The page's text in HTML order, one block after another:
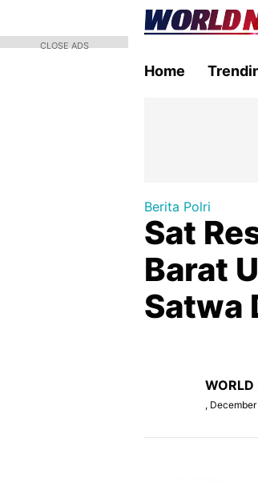
Home
Berita Polri
Sat
Barat
Satwa
WORLD
,
CLOSE ADS